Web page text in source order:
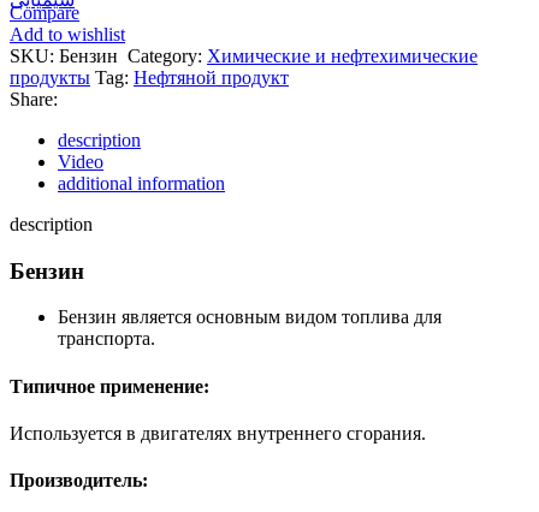
Compare
Add to wishlist
SKU: Бензин Category: Химические и нефтехимические
продукты Tag: Нефтяной продукт
Share:
description
Video
additional information
description
Бензин
Бензин является основным видом топлива для
транспорта.
Типичное применение:
Используется в двигателях внутреннего сгорания.
Производитель: